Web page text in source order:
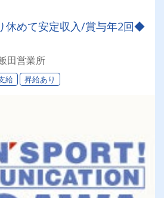
休めて安定収入/賞与年2回◆
田営業所
給 昇給あり